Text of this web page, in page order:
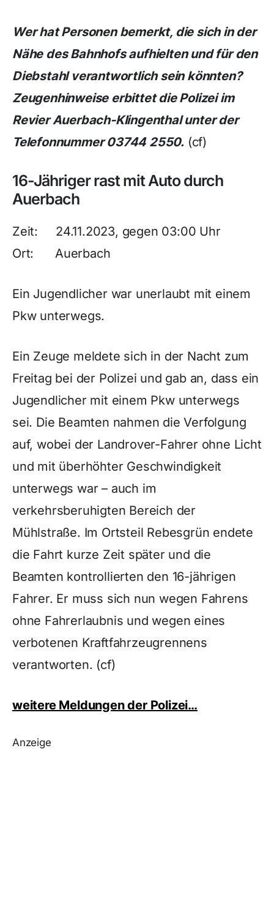
Wer hat Personen bemerkt, die sich in der
Nähe des Bahnhofs aufhielten und für den
Diebstahl verantwortlich sein könnten?
Zeugenhinweise erbittet die Polizei im
Revier Auerbach-Klingenthal unter der
Telefonnummer 03744 2550. (cf)
16-Jähriger rast mit Auto durch
Auerbach
Zeit: 24.11.2023, gegen 03:00 Uhr
Ort: Auerbach
Ein Jugendlicher war unerlaubt mit einem
Pkw unterwegs.
Ein Zeuge meldete sich in der Nacht zum
Freitag bei der Polizei und gab an, dass ein
Jugendlicher mit einem Pkw unterwegs
sei. Die Beamten nahmen die Verfolgung
auf, wobei der Landrover-Fahrer ohne Licht
und mit überhöhter Geschwindigkeit
unterwegs war – auch im
verkehrsberuhigten Bereich der
Mühlstraße. Im Ortsteil Rebesgrün endete
die Fahrt kurze Zeit später und die
Beamten kontrollierten den 16-jährigen
Fahrer. Er muss sich nun wegen Fahrens
ohne Fahrerlaubnis und wegen eines
verbotenen Kraftfahrzeugrennens
verantworten. (cf)
weitere Meldungen der Polizei…
Anzeige